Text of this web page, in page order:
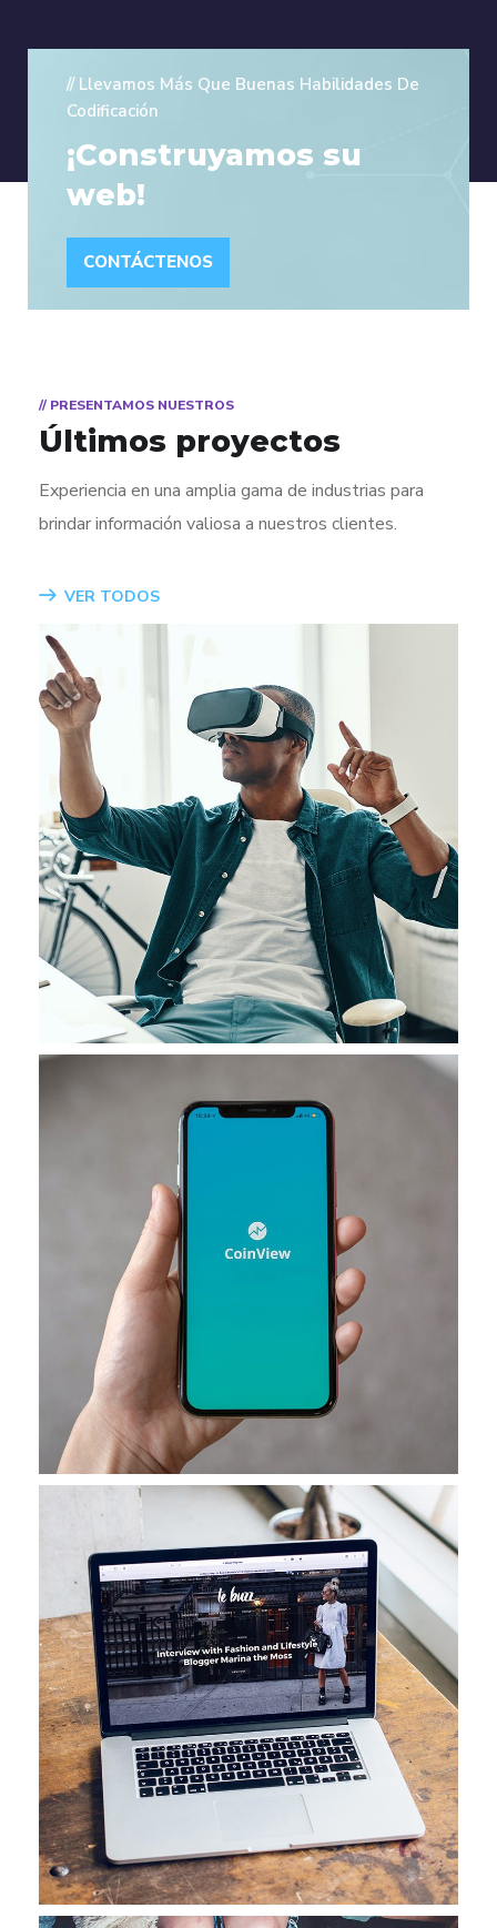
// Llevamos Más Que Buenas Habilidades De
Codificación
¡Construyamos su
web!
CONTÁCTENOS
// PRESENTAMOS NUESTROS
Últimos proyectos
Experiencia en una amplia gama de industrias para
brindar información valiosa a nuestros clientes.
VER TODOS
App for Virtual Reality
DESIGN / IDEAS
Mobile Coin View App
DEVELOPMENT
Analysis of Security
IDEAS / TECHNOLOGY